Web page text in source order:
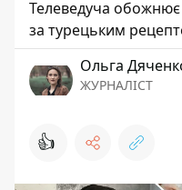
Телеведуча
за турецьким
Ольга
ЖУРНАЛІСТ
👍